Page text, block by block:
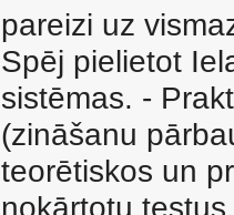
pareizi uz
Spēj pielietot
sistēmas. -
(zināšanu
teorētiskos un
nokārtotu